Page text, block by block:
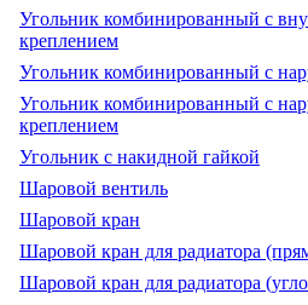
Угольник комбинированный с
креплением
Угольник комбинированный с
Угольник комбинированный с
креплением
Угольник с накидной гайкой
Шаровой вентиль
Шаровой кран
Шаровой кран для радиатора
Шаровой кран для радиатора